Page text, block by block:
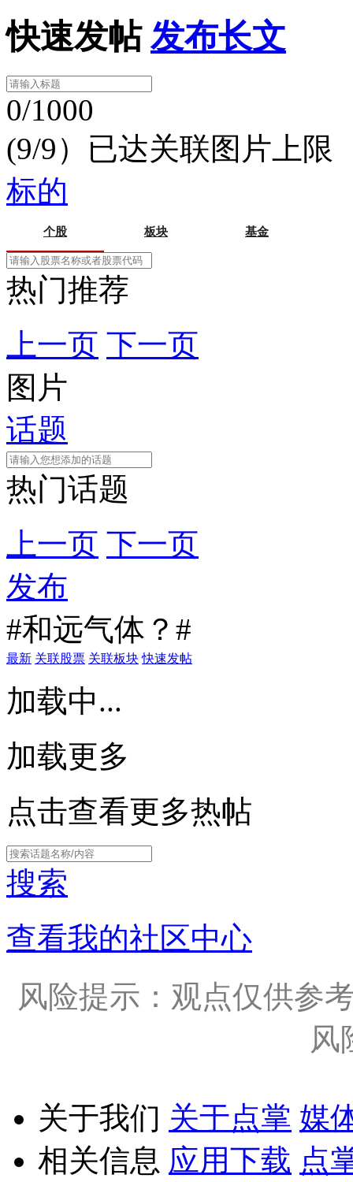
快速发帖 发布长文
0/1000
(9/9）已达关联图片上限
标的
个股 板块 基金
热门推荐
上一页 下一页
图片
话题
热门话题
上一页 下一页
发布
#和远气体？#
最新 关联股票 关联板块 快速发帖
加载中...
加载更多
点击查看更多热帖
搜索
查看我的社区中心
风险提示：观点仅供参
风
关于我们 关于点掌 媒
相关信息 应用下载 点